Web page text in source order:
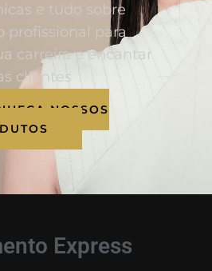
e tudo sobre
profissional para
carreira e encantar
clientes
NOSSOS
Express